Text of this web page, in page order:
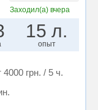
Заходил(а) вчера
15 л.
опыт
4000 грн. / 5 ч.